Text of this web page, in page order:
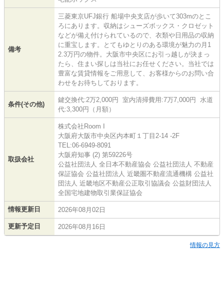
備考
三菱東京UFJ銀行 船場中央支店が歩いて303mのとこ
ろにあります。収納はシューズボックス・クロゼット
などが備え付けられているので、衣類や日用品の収納
に重宝します。とてもゆとりのある環境が魅力の月1
2.3万円の物件。大阪市中央区にお引っ越しが決まっ
たら、住まい探しは当社にお任せください。当社では
豊富な賃貸情報をご用意して、お客様からのお問い合
わせをお待ちしております。
条件(その他)
鍵交換代:2万2,000円 室内清掃費用:7万7,000円 水道
代:3,300円（月額）
取扱会社
株式会社Room I
大阪府大阪市中央区内本町１丁目2-14 -2F
TEL:06-6949-8091
大阪府知事 (2) 第59226号
公益社団法人 全日本不動産協会 公益社団法人 不動産
保証協会 公益社団法人 近畿圏不動産流通機構 公益社
団法人 近畿地区不動産公正取引協議会 公益財団法人
全国宅地建物取引業保証協会
情報更新日 2026年08月02日
更新予定日 2026年08月16日
情報の見方